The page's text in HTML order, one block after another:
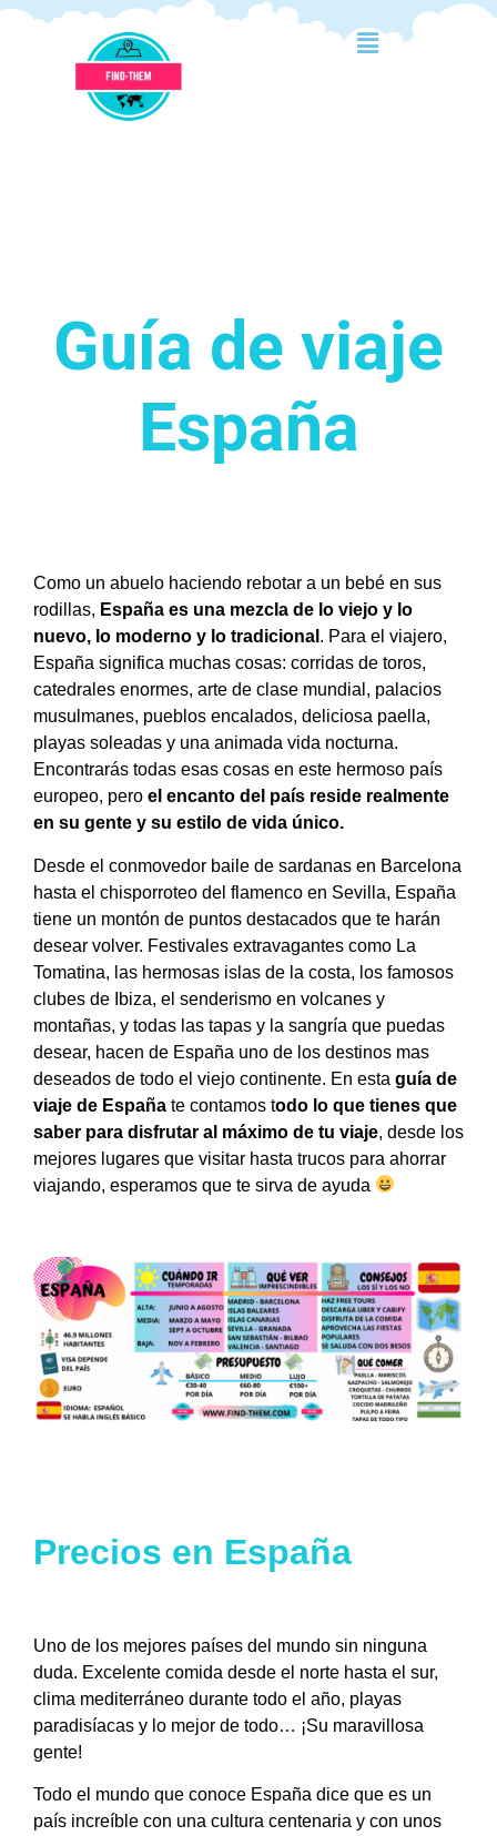
Guía de viaje
España
Como un abuelo haciendo rebotar a un bebé en sus
rodillas, España es una mezcla de lo viejo y lo
nuevo, lo moderno y lo tradicional . Para el viajero,
España significa muchas cosas: corridas de toros,
catedrales enormes, arte de clase mundial, palacios
musulmanes, pueblos encalados, deliciosa paella,
playas soleadas y una animada vida nocturna.
Encontrarás todas esas cosas en este hermoso país
europeo, pero el encanto del país reside realmente
en su gente y su estilo de vida único.
Desde el conmovedor baile de sardanas en Barcelona
hasta el chisporroteo del flamenco en Sevilla, España
tiene un montón de puntos destacados que te harán
desear volver. Festivales extravagantes como La
Tomatina, las hermosas islas de la costa, los famosos
clubes de Ibiza, el senderismo en volcanes y
montañas, y todas las tapas y la sangría que puedas
desear, hacen de España uno de los destinos mas
deseados de todo el viejo continente. En esta guía de
viaje de España te contamos todo lo que tienes que
saber para disfrutar al máximo de tu viaje, desde los
mejores lugares que visitar hasta trucos para ahorrar
viajando, esperamos que te sirva de ayuda
Precios en España
Uno de los mejores países del mundo sin ninguna
duda. Excelente comida desde el norte hasta el sur,
clima mediterráneo durante todo el año, playas
paradisíacas y lo mejor de todo… ¡Su maravillosa
gente!
Todo el mundo que conoce España dice que es un
país increíble con una cultura centenaria y con unos